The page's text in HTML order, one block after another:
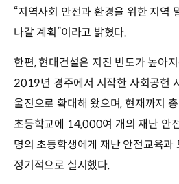
“지역사회 안전과 환경을 위한 지역
나갈 계획”이라고 밝혔다.
한편, 현대건설은 지진 빈도가 높아
2019년 경주에서 시작한 사회공헌
울진으로 확대해 왔으며, 현재까지
초등학교에 14,000여 개의 재난 안
명의 초등학생에게 재난 안전교육과
정기적으로 실시했다.